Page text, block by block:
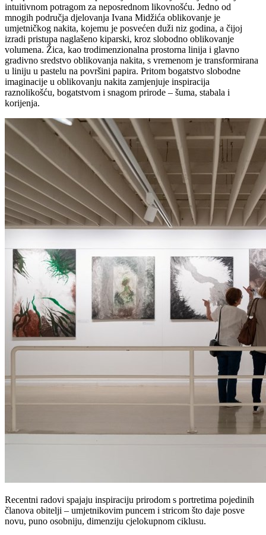
intuitivnom potragom za neposrednom likovnošću. Jedno od
mnogih područja djelovanja Ivana Midžića oblikovanje je
umjetničkog nakita, kojemu je posvećen duži niz godina, a čijoj
izradi pristupa naglašeno kiparski, kroz slobodno oblikovanje
volumena. Žica, kao trodimenzionalna prostorna linija i glavno
gradivno sredstvo oblikovanja nakita, s vremenom je transformirana
u liniju u pastelu na površini papira. Pritom bogatstvo slobodne
imaginacije u oblikovanju nakita zamjenjuje inspiracija
raznolikošću, bogatstvom i snagom prirode – šuma, stabala i
korijenja.
Recentni radovi spajaju inspiraciju prirodom s portretima pojedinih
članova obitelji – umjetnikovim puncem i stricom što daje posve
novu, puno osobniju, dimenziju cjelokupnom ciklusu.